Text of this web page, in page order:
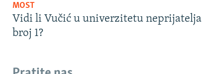
MOST
Vidi li Vučić u univerzitetu neprijatelja
broj 1?